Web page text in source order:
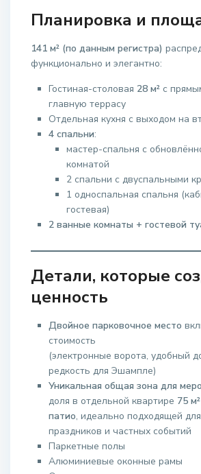
Планировка и
141 м² (по данным регистра)
функционально и элегантно:
Гостиная-столовая 28 м² с
главную террасу
Отдельная кухня с выходом на
4 спальни:
мастер-спальня с
комнатой
2 спальни с двуспальными
1 односпальная спальня
гостевая)
2 ванные комнаты + гостевой
Детали, которые
ценность
Двойное парковочное место
стоимость
(электронные ворота, удобный
редкость для Эшампле)
Уникальная общая зона для
доля в отдельной квартире 75
патио, идеально подходящей
праздников и частных событий
Паркетные полы
Алюминиевые оконные рамы